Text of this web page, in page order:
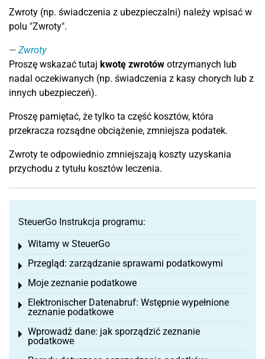
Zwroty (np. świadczenia z ubezpieczalni) należy wpisać w
polu "Zwroty".
Zwroty
Proszę wskazać tutaj kwotę zwrotów otrzymanych lub
nadal oczekiwanych (np. świadczenia z kasy chorych lub z
innych ubezpieczeń).
Proszę pamiętać, że tylko ta część kosztów, która
przekracza rozsądne obciążenie, zmniejsza podatek.
Zwroty te odpowiednio zmniejszają koszty uzyskania
przychodu z tytułu kosztów leczenia.
SteuerGo Instrukcja programu:
Witamy w SteuerGo
Toggle menu
Przegląd: zarządzanie sprawami podatkowymi
Toggle menu
Moje zeznanie podatkowe
Toggle menu
Elektronischer Datenabruf: Wstępnie wypełnione
zeznanie podatkowe
Toggle menu
Wprowadź dane: jak sporządzić zeznanie
podatkowe
Toggle menu